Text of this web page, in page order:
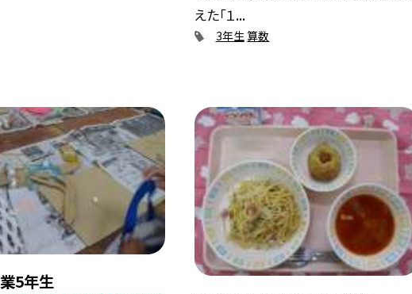
えた「１...
3年生 算数
5年生